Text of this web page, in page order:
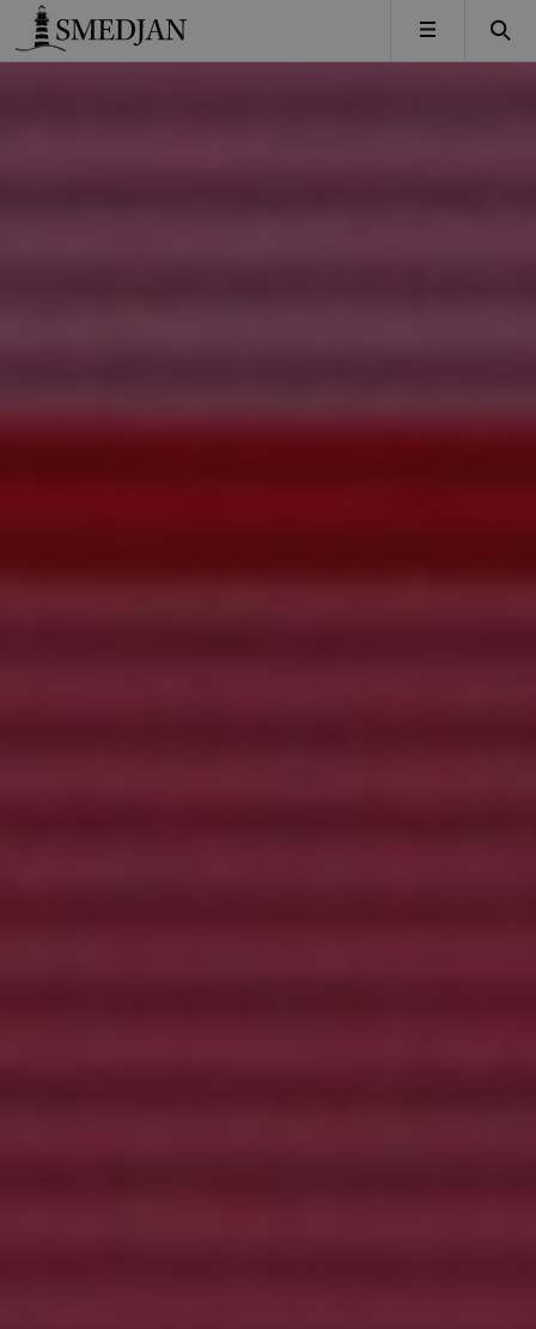
Timbro
MENY